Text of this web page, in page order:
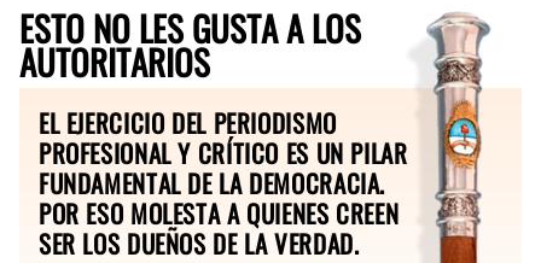
ESTO NO LES GUSTA A LOS
AUTORITARIOS
EL EJERCICIO DEL PERIODISMO
PROFESIONAL Y CRÍTICO ES UN PILAR
FUNDAMENTAL DE LA DEMOCRACIA.
POR ESO MOLESTA A QUIENES CREEN
SER LOS DUEÑOS DE LA VERDAD.